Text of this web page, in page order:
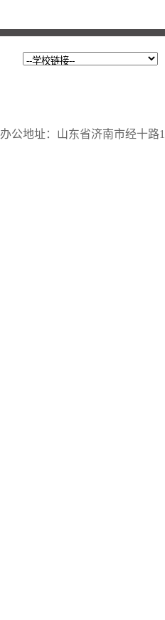
办公地址：山东省济南市经十路